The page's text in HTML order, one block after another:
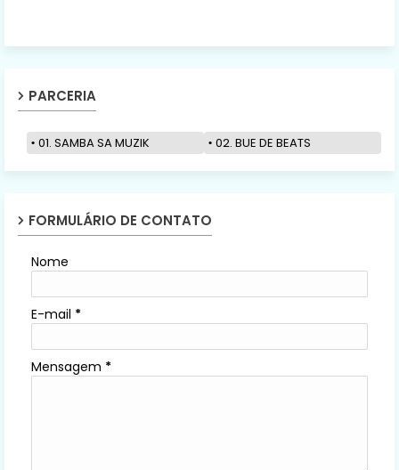
PARCERIA
01. SAMBA SA MUZIK 02. BUE DE BEATS
FORMULÁRIO DE CONTATO
Nome
E-mail *
Mensagem *